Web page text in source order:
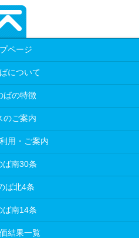
ページ
について
ばの特徴
のご案内
用・ご案内
ば南30条
ば北4条
ば南14条
結果一覧